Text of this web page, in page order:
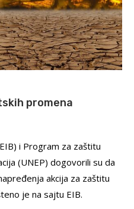
promena
i Program za zaštitu
(UNEP) dogovorili su da
akcija za zaštitu
je na sajtu EIB.